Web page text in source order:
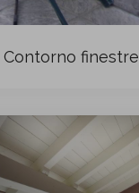
Contorno finestre